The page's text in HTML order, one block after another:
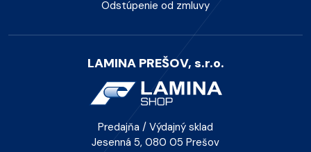
Odstúpenie od zmluvy
LAMINA PREŠOV, s.r.o.
Predajňa / Výdajný sklad
Jesenná 5, 080 05 Prešov